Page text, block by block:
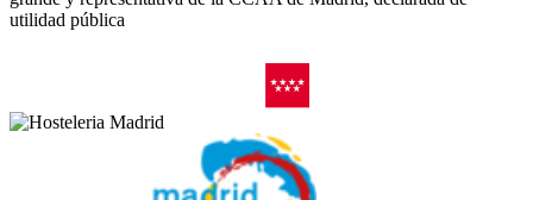
utilidad pública